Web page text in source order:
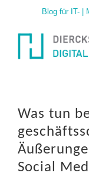
Blog für IT- |
Was tun
Social